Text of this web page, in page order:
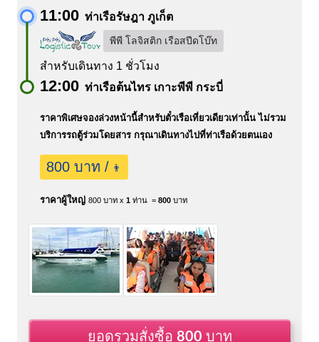
11:00 ท่าเรือรัษฎา ภูเก็ต
พีพี โลจิสติก เรือสปีดโบ๊ท
สำหรับเดินทาง 1 ชั่วโมง
12:00 ท่าเรือต้นไทร เกาะพีพี กระบี่
ราคาพิเศษจองล่วงหน้านี้สำหรับตั๋วเรือเที่ยวเดียวเท่านั้น ไม่รวม
บริการรถตู้ร่วมโดยสาร กรุณาเดินทางไปที่ท่าเรือด้วยตนเอง
800 บาท / 👨
ราคาผู้ใหญ่ 800 บาท x 1 ท่าน = 800 บาท
ยอดรวมสั่งซื้อ 800 บาท